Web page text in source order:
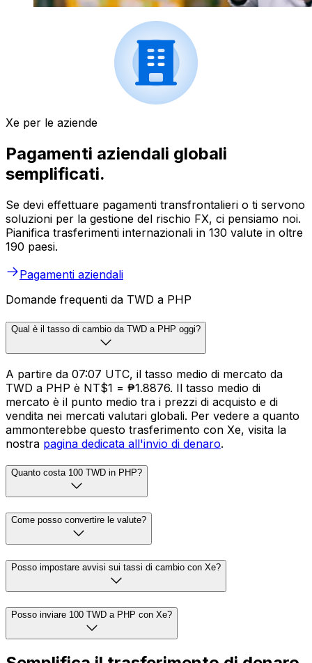
Xe per le aziende
Pagamenti aziendali globali
semplificati.
Se devi effettuare pagamenti transfrontalieri o ti servono
soluzioni per la gestione del rischio FX, ci pensiamo noi.
Pianifica trasferimenti internazionali in 130 valute in oltre
190 paesi.
Pagamenti aziendali
Domande frequenti da TWD a PHP
Qual è il tasso di cambio da TWD a PHP oggi?
A partire da 07:07 UTC, il tasso medio di mercato da
TWD a PHP è NT$1 = ₱1.8876. Il tasso medio di
mercato è il punto medio tra i prezzi di acquisto e di
vendita nei mercati valutari globali. Per vedere a quanto
ammonterebbe questo trasferimento con Xe, visita la
nostra pagina dedicata all'invio di denaro.
Quanto costa 100 TWD in PHP?
Come posso convertire le valute?
Posso impostare avvisi sui tassi di cambio con Xe?
Posso inviare 100 TWD a PHP con Xe?